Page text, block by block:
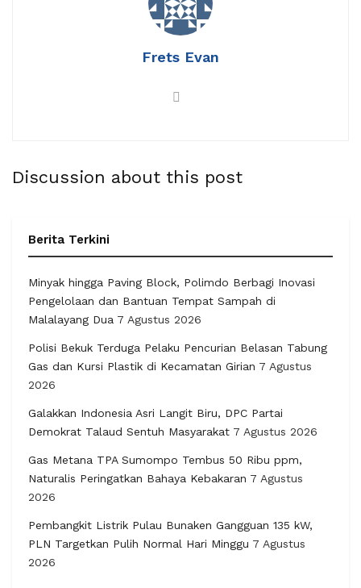
Frets Evan
Discussion about this post
Berita Terkini
Minyak hingga Paving Block, Polimdo Berbagi Inovasi
Pengelolaan dan Bantuan Tempat Sampah di
Malalayang Dua 7 Agustus 2026
Polisi Bekuk Terduga Pelaku Pencurian Belasan Tabung
Gas dan Kursi Plastik di Kecamatan Girian 7 Agustus
2026
Galakkan Indonesia Asri Langit Biru, DPC Partai
Demokrat Talaud Sentuh Masyarakat 7 Agustus 2026
Gas Metana TPA Sumompo Tembus 50 Ribu ppm,
Naturalis Peringatkan Bahaya Kebakaran 7 Agustus
2026
Pembangkit Listrik Pulau Bunaken Gangguan 135 kW,
PLN Targetkan Pulih Normal Hari Minggu 7 Agustus
2026